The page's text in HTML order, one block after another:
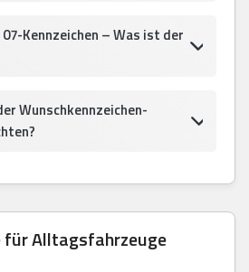
Kennzeichen – Was ist der
Wunschkennzeichen-
Alltagsfahrzeuge